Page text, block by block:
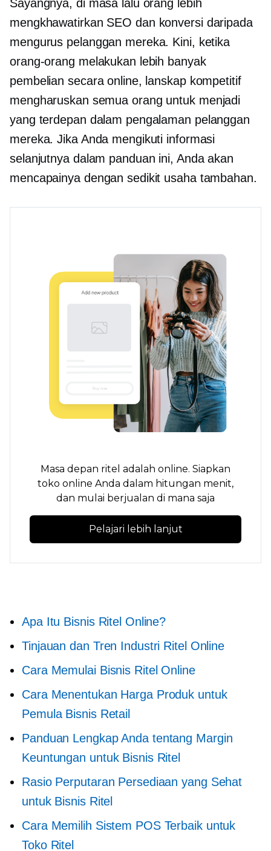
Sayangnya, di masa lalu orang lebih
mengkhawatirkan SEO dan konversi daripada
mengurus pelanggan mereka. Kini, ketika
orang-orang melakukan lebih banyak
pembelian secara online, lanskap kompetitif
mengharuskan semua orang untuk menjadi
yang terdepan dalam pengalaman pelanggan
mereka. Jika Anda mengikuti informasi
selanjutnya dalam panduan ini, Anda akan
mencapainya dengan sedikit usaha tambahan.
Masa depan ritel adalah online. Siapkan
toko online Anda dalam hitungan menit,
dan mulai berjualan di mana saja
Pelajari lebih lanjut
Apa Itu Bisnis Ritel Online?
Tinjauan dan Tren Industri Ritel Online
Cara Memulai Bisnis Ritel Online
Cara Menentukan Harga Produk untuk
Pemula Bisnis Retail
Panduan Lengkap Anda tentang Margin
Keuntungan untuk Bisnis Ritel
Rasio Perputaran Persediaan yang Sehat
untuk Bisnis Ritel
Cara Memilih Sistem POS Terbaik untuk
Toko Ritel